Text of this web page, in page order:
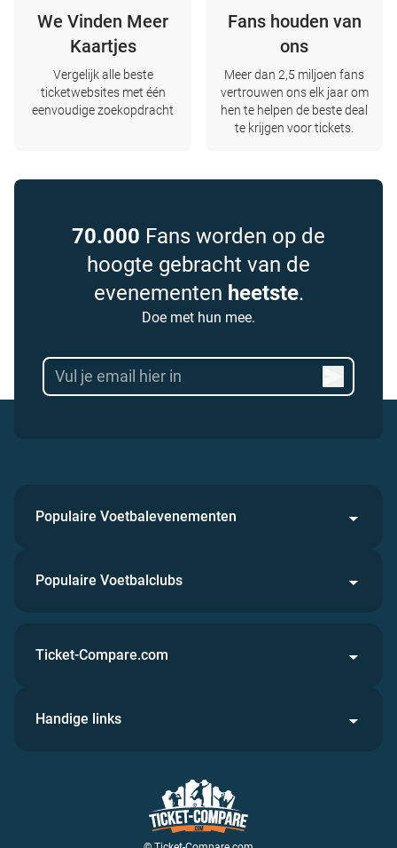
We Vinden Meer
Kaartjes
Vergelijk alle beste
ticketwebsites met één
eenvoudige zoekopdracht
Fans houden van
ons
Meer dan 2,5 miljoen fans
vertrouwen ons elk jaar om
hen te helpen de beste deal
te krijgen voor tickets.
70.000 Fans worden op de
hoogte gebracht van de
evenementen heetste.
Doe met hun mee.
Populaire Voetbalevenementen
Populaire Voetbalclubs
Ticket-Compare.com
Handige links